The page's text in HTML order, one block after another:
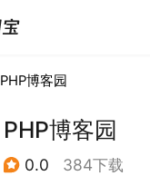
PHP博客园
PHP博客园
0.0 384下载